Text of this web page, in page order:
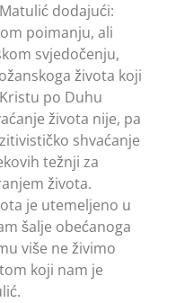
dodajući:
poimanju, ali
svjedočenju,
života koji
po Duhu
života nije, pa
shvaćanje
težnji za
života.
je utemeljeno u
šalje obećanoga
više ne živimo
koji nam je